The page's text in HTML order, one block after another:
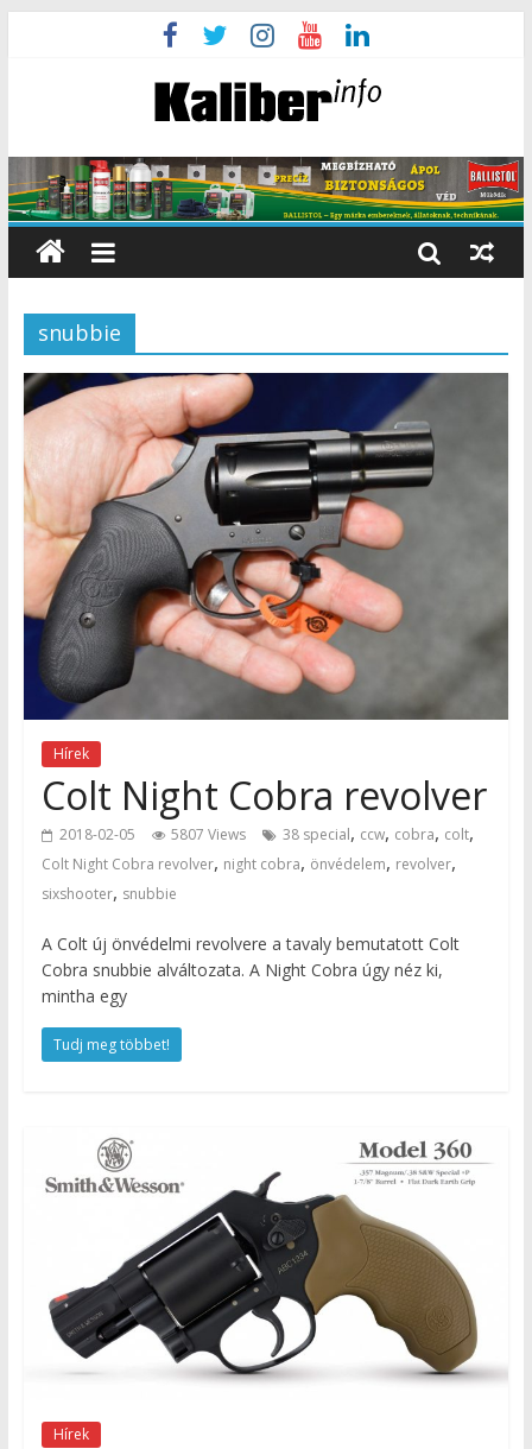
snubbie
Hírek
Colt Night Cobra revolver
2018-02-05 5807 Views 38 special, ccw, cobra, colt,
Colt Night Cobra revolver, night cobra, önvédelem, revolver,
sixshooter, snubbie
A Colt új önvédelmi revolvere a tavaly bemutatott Colt
Cobra snubbie alváltozata. A Night Cobra úgy néz ki,
mintha egy
Tudj meg többet!
Hírek